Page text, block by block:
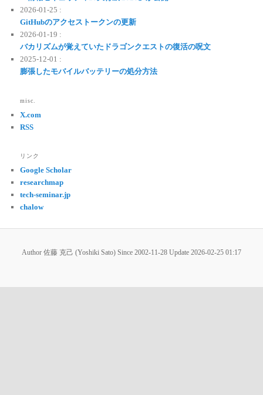
2026-01-25 :
GitHubのアクセストークンの更新
2026-01-19 :
バカリズムが覚えていたドラゴンクエストの復活の呪文
2025-12-01 :
膨張したモバイルバッテリーの処分方法
misc.
X.com
RSS
リンク
Google Scholar
researchmap
tech-seminar.jp
chalow
Author 佐藤 克己 (Yoshiki Sato) Since 2002-11-28 Update 2026-02-25 01:17